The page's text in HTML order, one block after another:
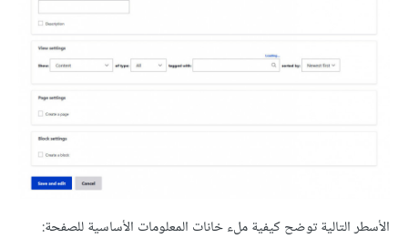
الأسطر التالية توضح كيفية ملء خانات المعلومات الأساسية للصفحة: